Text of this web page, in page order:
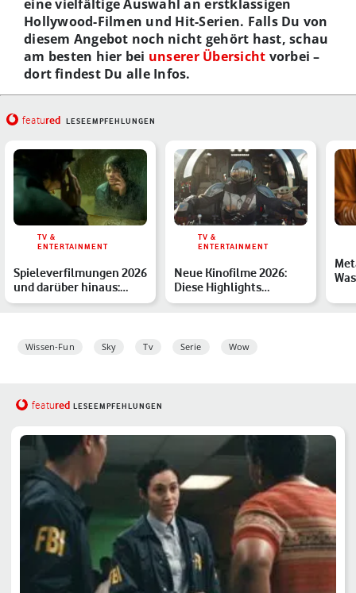
eine vielfältige Auswahl an erstklassigen
Hollywood-Filmen und Hit-Serien. Falls Du von
diesem Angebot noch nicht gehört hast, schau
am besten hier bei unserer Übersicht vorbei –
dort findest Du alle Infos.
featured LESEEMPFEHLUNGEN
TV &
ENTERTAINMENT
Spieleverfilmungen 2026
und darüber hinaus:
Diese Adaptionen sind…
TV &
ENTERTAINMENT
Neue Kinofilme 2026:
Diese Highlights
erwarten Dich
Wissen-Fun Sky Tv Serie Wow
featured LESEEMPFEHLUNGEN